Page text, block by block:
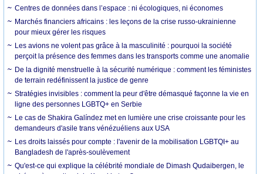
Centres de données dans l’espace : ni écologiques, ni économes
Marchés financiers africains : les leçons de la crise russo-ukrainienne
pour mieux gérer les risques
Les avions ne volent pas grâce à la masculinité : pourquoi la société
perçoit la présence des femmes dans les transports comme une anomalie
De la dignité menstruelle à la sécurité numérique : comment les féministes
de terrain redéfinissent la justice de genre
Stratégies invisibles : comment la peur d'être démasqué façonne la vie en
ligne des personnes LGBTQ+ en Serbie
Le cas de Shakira Galíndez met en lumière une crise croissante pour les
demandeurs d'asile trans vénézuéliens aux USA
Les droits laissés pour compte : l'avenir de la mobilisation LGBTQI+ au
Bangladesh de l'après-soulèvement
Qu'est-ce qui explique la célébrité mondiale de Dimash Qudaibergen, le